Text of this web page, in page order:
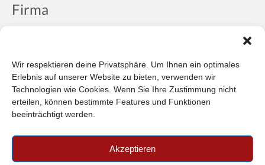
Wir respektieren deine Privatsphäre. Um Ihnen ein optimales
Erlebnis auf unserer Website zu bieten, verwenden wir
Technologien wie Cookies. Wenn Sie Ihre Zustimmung nicht
erteilen, können bestimmte Features und Funktionen
beeinträchtigt werden.
Akzeptieren
Firma
Über uns
Informationen
Plattform der EU-Kommission zur Online-Streitbeilegung